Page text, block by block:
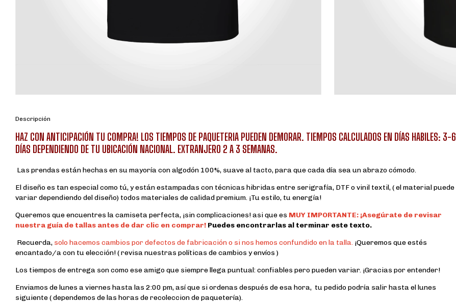
Descripción
HAZ CON ANTICIPACIÓN TU COMPRA! LOS TIEMPOS DE PAQUETERIA PUEDEN DEMORAR. TIEMPOS CALCULADOS EN DÍAS HABILES: 3-6
DÍAS DEPENDIENDO DE TU UBICACIÓN NACIONAL. EXTRANJERO 2 A 3 SEMANAS.
Las prendas están hechas en su mayoría con algodón 100%, suave al tacto, para que cada día sea un abrazo cómodo.
El diseño es tan especial como tú, y están estampadas con técnicas hibridas entre serigrafía, DTF o vinil textil, ( el material puede
variar dependiendo del diseño) todos materiales de calidad premium. ¡Tu estilo, tu energía!
Queremos que encuentres la camiseta perfecta, ¡sin complicaciones! asi que es MUY IMPORTANTE: ¡Asegúrate de revisar
nuestra guía de tallas antes de dar clic en comprar! Puedes encontrarlas al terminar este texto.
Recuerda, solo hacemos cambios por defectos de fabricación o si nos hemos confundido en la talla. ¡Queremos que estés
encantado/a con tu elección! ( revisa nuestras políticas de cambios y envíos )
Los tiempos de entrega son como ese amigo que siempre llega puntual: confiables pero pueden variar. ¡Gracias por entender!
Enviamos de lunes a viernes hasta las 2:00 pm, así que si ordenas después de esa hora, tu pedido podría salir hasta el lunes
siguiente ( dependemos de las horas de recoleccion de paquetería).